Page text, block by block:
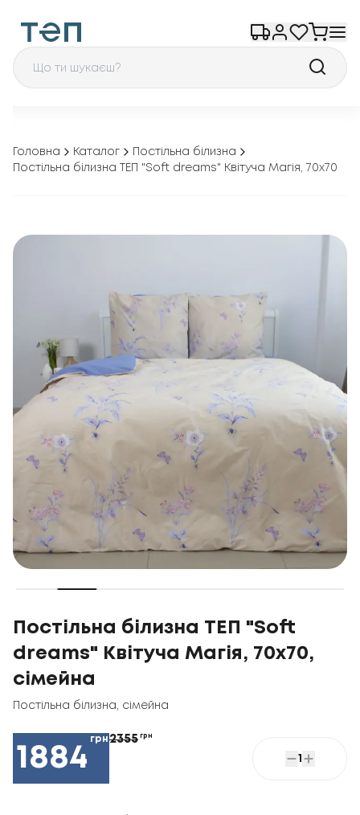
Головна Каталог
Постільна білизна
Постільна білизна ТЕП "Soft dreams" Квітуча Магія, 70x70
Постільна білизна ТЕП "Soft
dreams" Квітуча Магія, 70x70,
сімейна
Постільна білизна сімейна
1884
грн2355 грн
1